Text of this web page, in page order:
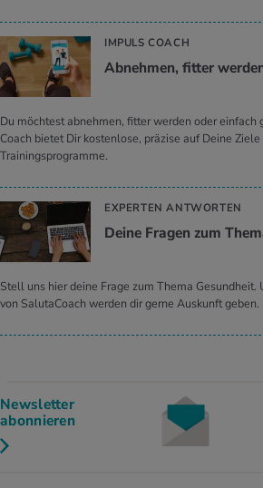
IMPULS COACH
Ab­neh­men, fit­ter
Du möchtest abnehmen, fitter werden oder einfach
Coach bietet Dir kostenlose, präzise auf Deine
Trainingsprogramme.
EXPERTEN ANTWORTEN
Deine Fra­gen zum
Stell uns hier deine Frage zum Thema Gesundheit.
von SalutaCoach werden dir gerne Auskunft geben.
Newsletter
abonnieren